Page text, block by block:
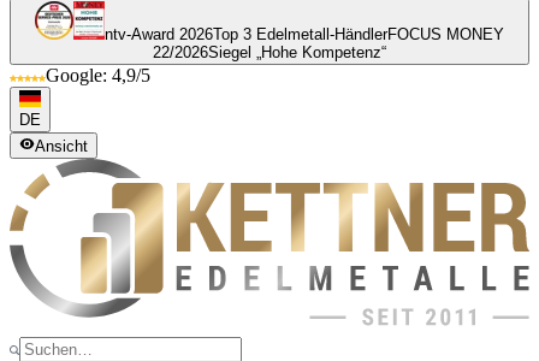
ntv-Award 2026Top 3 Edelmetall-HändlerFOCUS MONEY
22/2026Siegel „Hohe Kompetenz“
Google: 4,9/5
DE
Ansicht